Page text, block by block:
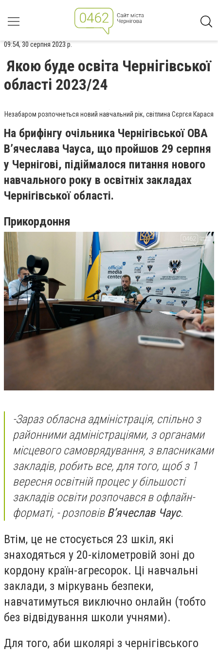
09:54, 30 серпня 2023 р.
Якою буде освіта Чернігівської
області 2023/24
Незабаром розпочнеться новий навчальний рік, світлина Сєргєя Карася
На брифінгу очільника Чернігівської ОВА
В’ячеслава Чауса, що пройшов 29 серпня
у Чернігові, підіймалося питання нового
навчального року в освітніх закладах
Чернігівської області.
Прикордоння
-Зараз обласна адміністрація, спільно з
районними адміністраціями, з органами
місцевого самоврядування, з власниками
закладів, робить все, для того, щоб з 1
вересня освітній процес у більшості
закладів освіти розпочався в офлайн-
форматі, - розповів В’ячеслав Чаус.
Втім, це не стосується 23 шкіл, які
знаходяться у 20-кілометровій зоні до
кордону країн-агресорок. Ці навчальні
заклади, з міркувань безпеки,
навчатимуться виключно онлайн (тобто
без відвідування школи учнями).
Для того, аби школярі з чернігівського